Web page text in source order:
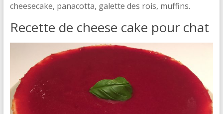
cheesecake, panacotta, galette des rois, muffins.
Recette de cheese cake pour chat